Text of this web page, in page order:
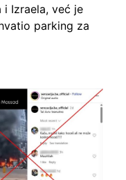
i Izraela, već je
parking za